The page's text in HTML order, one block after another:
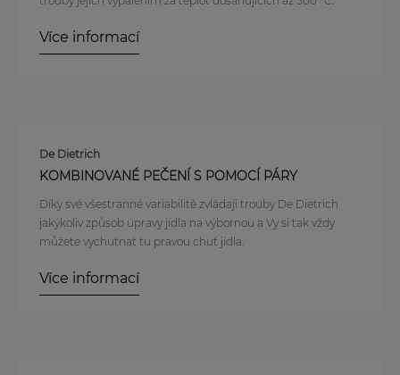
Více informací
De Dietrich
KOMBINOVANÉ PEČENÍ S POMOCÍ PÁRY
Díky své všestranné variabilitě zvládají trouby De Dietrich
jakýkoliv způsob úpravy jídla na výbornou a Vy si tak vždy
můžete vychutnat tu pravou chuť jídla.
Více informací